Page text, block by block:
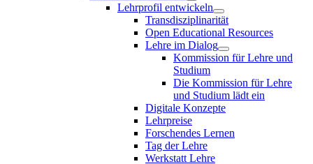
Lehrprofil entwickeln
Transdisziplinarität
Open Educational Resources
Lehre im Dialog
Kommission für Lehre und
Studium
Die Kommission für Lehre
und Studium lädt ein
Digitale Konzepte
Lehrpreise
Forschendes Lernen
Tag der Lehre
Werkstatt Lehre